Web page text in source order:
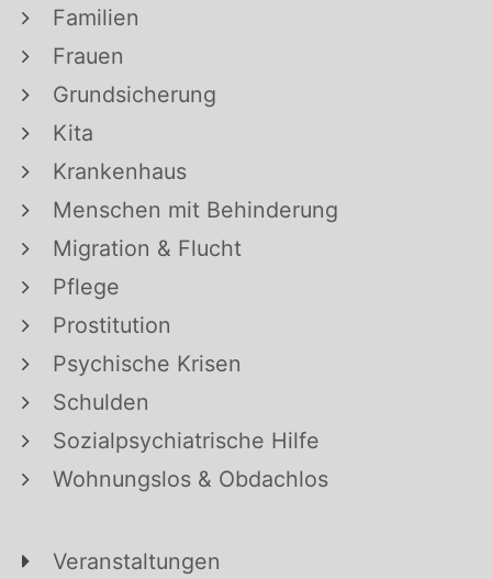
Familien
Frauen
Grundsicherung
Kita
Krankenhaus
Menschen mit Behinderung
Migration & Flucht
Pflege
Prostitution
Psychische Krisen
Schulden
Sozialpsychiatrische Hilfe
Wohnungslos & Obdachlos
Veranstaltungen